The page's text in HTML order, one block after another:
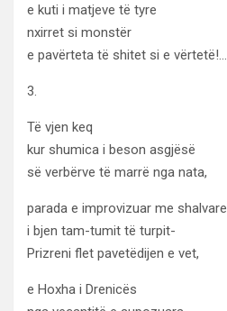
e kuti i matjeve të tyre
nxirret si monstër
e pavërteta të shitet si e vërtetë!…
3.
Të vjen keq
kur shumica i beson asgjësë
së verbërve të marrë nga nata,
parada e improvizuar me shalvare
i bjen tam-tumit të turpit-
Prizreni flet pavetëdijen e vet,
e Hoxha i Drenicës